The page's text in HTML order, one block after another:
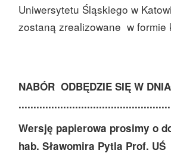
Uniwersytetu Śląskiego w
zostaną zrealizowane w formie
NABÓR ODBĘDZIE SIĘ W
...................................................
Wersję papierowa prosimy o
hab. Sławomira Pytla Prof. UŚ